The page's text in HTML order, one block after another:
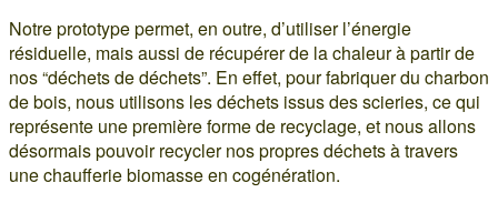
Notre prototype permet, en outre, d’utiliser l’énergie
résiduelle, mais aussi de récupérer de la chaleur à partir de
nos “déchets de déchets”. En effet, pour fabriquer du charbon
de bois, nous utilisons les déchets issus des scieries, ce qui
représente une première forme de recyclage, et nous allons
désormais pouvoir recycler nos propres déchets à travers
une chaufferie biomasse en cogénération.